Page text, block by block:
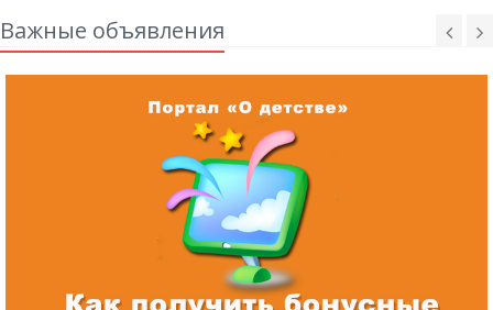
Важные объявления